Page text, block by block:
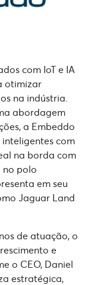
com IoT e IA
otimizar
na indústria.
abordagem
a Embeddo
inteligentes com
na borda com
no polo
em seu
Jaguar Land
de atuação, o
e
o CEO, Daniel
estratégica,